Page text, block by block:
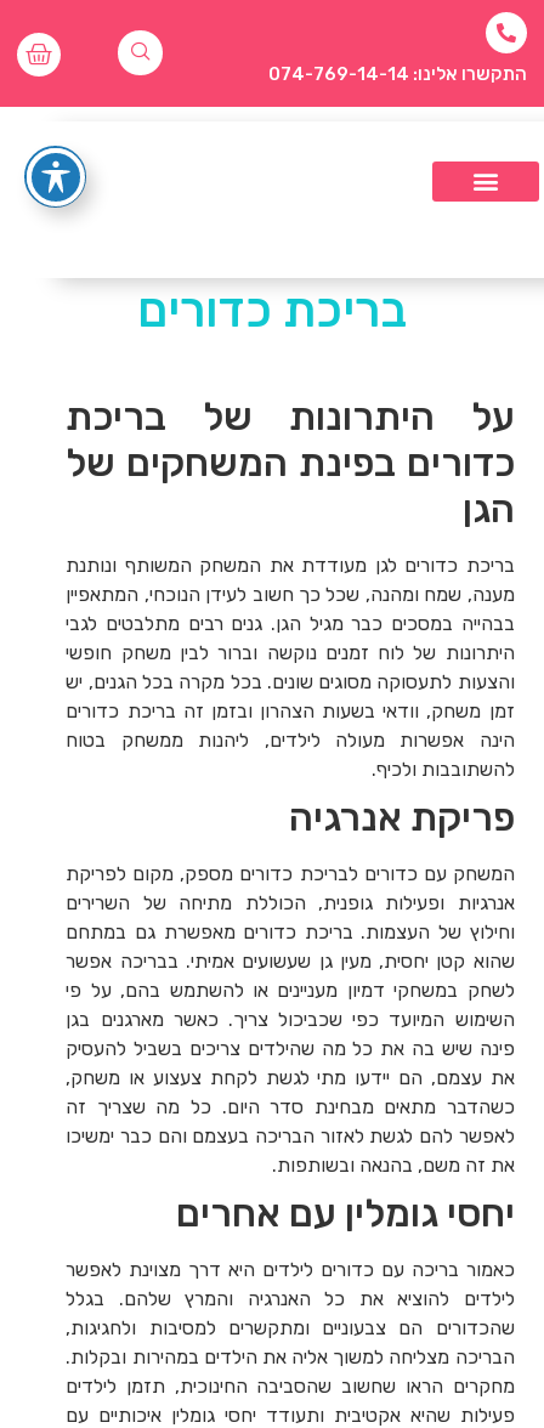
התקשרו אלינו: 074-769-14-14
בריכת כדורים
על היתרונות של בריכת
כדורים בפינת המשחקים של
הגן
בריכת כדורים לגן מעודדת את המשחק המשותף ונותנת
מענה, שמח ומהנה, שכל כך חשוב לעידן הנוכחי, המתאפיין
בבהייה במסכים כבר מגיל הגן. גנים רבים מתלבטים לגבי
היתרונות של לוח זמנים נוקשה וברור לבין משחק חופשי
והצעות לתעסוקה מסוגים שונים. בכל מקרה בכל הגנים, יש
זמן משחק, וודאי בשעות הצהרון ובזמן זה בריכת כדורים
הינה אפשרות מעולה לילדים, ליהנות ממשחק בטוח
להשתובבות ולכיף.
פריקת אנרגיה
המשחק עם כדורים לבריכת כדורים מספק, מקום לפריקת
אנרגיות ופעילות גופנית, הכוללת מתיחה של השרירים
וחילוץ של העצמות. בריכת כדורים מאפשרת גם במתחם
שהוא קטן יחסית, מעין גן שעשועים אמיתי. בבריכה אפשר
לשחק במשחקי דמיון מעניינים או להשתמש בהם, על פי
השימוש המיועד כפי שכביכול צריך. כאשר מארגנים בגן
פינה שיש בה את כל מה שהילדים צריכים בשביל להעסיק
את עצמם, הם יידעו מתי לגשת לקחת צעצוע או משחק,
כשהדבר מתאים מבחינת סדר היום. כל מה שצריך זה
לאפשר להם לגשת לאזור הבריכה בעצמם והם כבר ימשיכו
את זה משם, בהנאה ובשותפות.
יחסי גומלין עם אחרים
כאמור בריכה עם כדורים לילדים היא דרך מצוינת לאפשר
לילדים להוציא את כל האנרגיה והמרץ שלהם. בגלל
שהכדורים הם צבעוניים ומתקשרים למסיבות ולחגיגות,
הבריכה מצליחה למשוך אליה את הילדים במהירות ובקלות.
מחקרים הראו שחשוב שהסביבה החינוכית, תזמן לילדים
פעילות שהיא אקטיבית ותעודד יחסי גומלין איכותיים עם